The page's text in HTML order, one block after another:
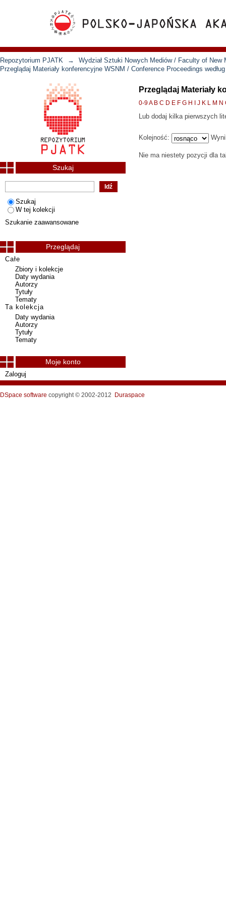
Repozytorium PJATK →
Wydział Sztuki Nowych Mediów / Faculty of New
Przeglądaj Materiały konferencyjne WSNM / Conference Proceedings
Przeglądaj Materiały
0-9A B C D E F G H J K L M N
Lub dodaj kilka pierwszych
Kolejność:
Nie ma niestety pozycji dla
Szukaj
Szukaj
W tej kolekcji
Szukanie zaawansowane
Przeglądaj
Całe
Zbiory i kolekcje
Daty wydania
Autorzy
Tytuły
Tematy
Ta kolekcja
Daty wydania
Autorzy
Tytuły
Tematy
Moje konto
Zaloguj
DSpace software copyright © 2002-2012 Duraspace